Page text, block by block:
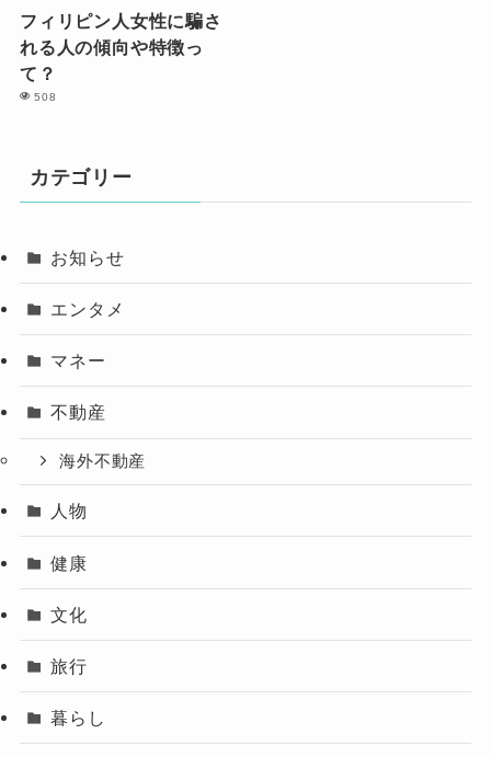
フィリピン人女性に騙さ
れる人の傾向や特徴っ
て？
508
カテゴリー
お知らせ
エンタメ
マネー
不動産
海外不動産
人物
健康
文化
旅行
暮らし